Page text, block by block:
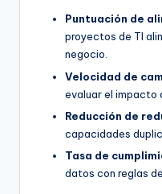
Puntuación de
proyectos de TI
negocio.
Velocidad de
evaluar el impacto
Reducción de
capacidades
Tasa de
datos con reglas